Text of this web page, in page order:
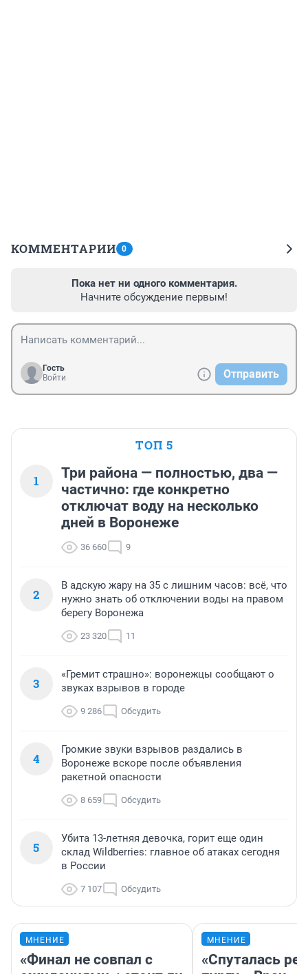
КОММЕНТАРИИ 0
Пока нет ни одного комментария.
Начните обсуждение первым!
Гость
Войти
Отправить
ТОП 5
1
Три района — полностью, два —
частично: где конкретно
отключат воду на несколько
дней в Воронеже
36 660 9
2
В адскую жару на 35 с лишним часов: всё, что
нужно знать об отключении воды на правом
берегу Воронежа
23 320 11
3
«Гремит страшно»: воронежцы сообщают о
звуках взрывов в городе
9 286 Обсудить
4
Громкие звуки взрывов раздались в
Воронеже вскоре после объявления
ракетной опасности
8 659 Обсудить
5
Убита 13-летняя девочка, горит еще один
склад Wildberries: главное об атаках сегодня
в России
7 107 Обсудить
МНЕНИЕ
«Финал не совпал с
МНЕНИЕ
«Спуталась